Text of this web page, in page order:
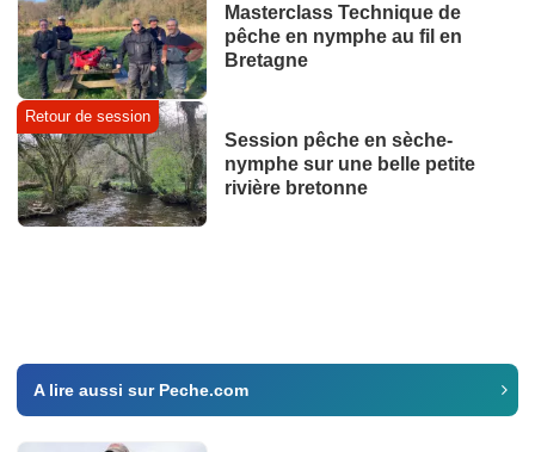
Masterclass Technique de
pêche en nymphe au fil en
Bretagne
Retour de session
Session pêche en sèche-
nymphe sur une belle petite
rivière bretonne
A lire aussi sur Peche.com